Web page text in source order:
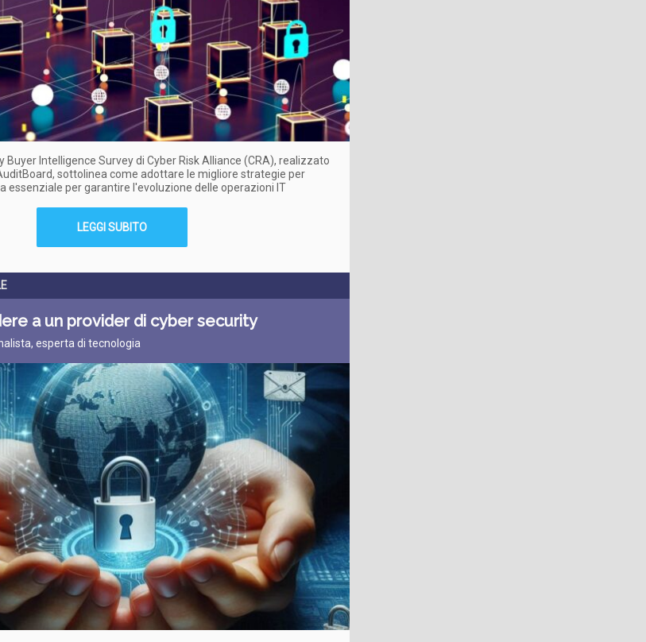
Buyer Intelligence Survey di Cyber Risk Alliance (CRA), realizzato
sottolinea come adottare le migliore strategie per
essenziale per garantire l'evoluzione delle operazioni IT
LEGGI SUBITO
a un provider di cyber security
esperta di tecnologia